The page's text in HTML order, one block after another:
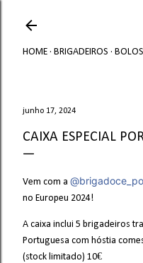
HOME BRIGADEIROS BOLOS
junho 17, 2024
CAIXA ESPECIAL
Vem com a
no Europeu 2024!
A caixa inclui 5 brigadeiros
Portuguesa com hóstia
(stock limitado) 10€